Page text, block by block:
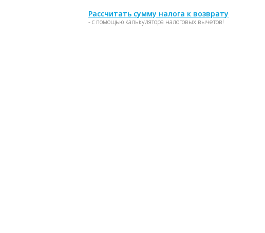
Рассчитать сумму налога к возврату
- с помощью калькулятора налоговых вычетов!